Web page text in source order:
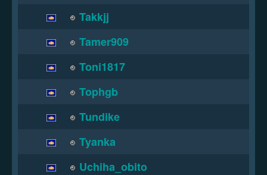
Takkjj
Tamer909
Toni1817
Tophgb
Tundike
Tyanka
Uchiha_obito